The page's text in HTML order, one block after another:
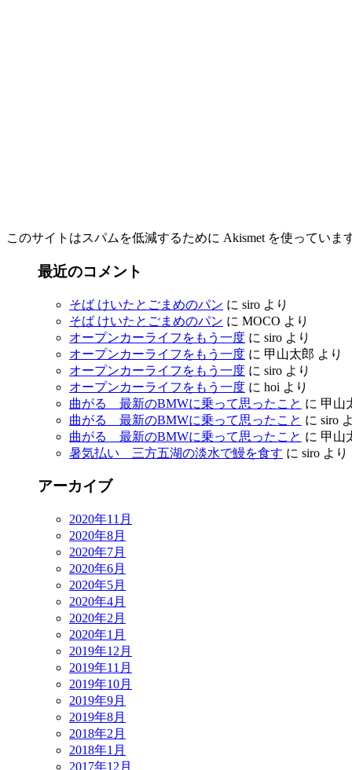
このサイトはスパムを低減するために Akismet を使っていま
最近のコメント
そば けいたとごまめのパン に siro より
そば けいたとごまめのパン に MOCO より
オープンカーライフをもう一度 に siro より
オープンカーライフをもう一度 に 甲山太郎 より
オープンカーライフをもう一度 に siro より
オープンカーライフをもう一度 に hoi より
曲がる 最新のBMWに乗って思ったこと に 甲山
曲がる 最新のBMWに乗って思ったこと に siro
曲がる 最新のBMWに乗って思ったこと に 甲山
暑気払い 三方五湖の淡水で鰻を食す に siro より
アーカイブ
2020年11月
2020年8月
2020年7月
2020年6月
2020年5月
2020年4月
2020年2月
2020年1月
2019年12月
2019年11月
2019年10月
2019年9月
2019年8月
2018年2月
2018年1月
2017年12月